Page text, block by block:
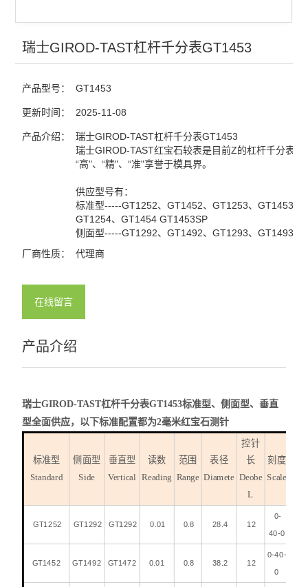
瑞士GIROD-TAST杠杆千分表GT1453
产品型号： GT1453
更新时间： 2025-11-08
产品介绍：
瑞士GIROD-TAST杠杆千分表GT1453
瑞士GIROD-TAST红宝石较表是目前Z的杠杆千分表，
“高"、“精"、“准"享誉于模具界。
供应型号有：
标准型-----GT1252、GT1452、GT1253、GT1453、
GT1254、GT1454 GT1453SP
侧面型-----GT1292、GT1492、GT1293、GT1493
厂商性质：
代理商
在线留言
产品介绍
瑞士GIROD-TAST杠杆千分表GT1453标准型、侧面型、垂直
型全面供应，以下标准配置都为2毫米红宝石测针
标准型
Standard
侧面型
Side
垂直型
Vertical
读数
Reading
范围
Range
表径
Diamete
控针
长
Deobe
L
刻度
Scale
GT1252 GT1292 GT1292 0.01 0.8 28.4 12
0-
40-0
GT1452 GT1492 GT1472 0.01 0.8 38.2 12
0-40-
0